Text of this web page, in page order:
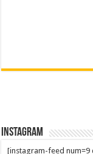
Instagram
[instagram-feed num=9